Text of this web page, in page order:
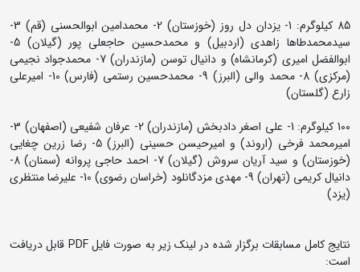
85 کیلوگرم: 1- یزدان دل روز (خوزستان) 2- محمدامین ابوالحسنی (قم) 3-
سیدمحمدطاها زاهدی (اردبیل) و محمدحسین حاجعلی پور (گیلان) 5-
ابوالفضل امیری (کرمانشاه) و دانیال توسن (مازندران) 7- محمدجواد نجیمی
(مرکزی) 8- محمد والی (البرز) 9- محمدحسین رستمی (فارس) 10- امیرعلی
زارع (گلستان)
100 کیلوگرم: 1- علی اصغر دادبخش (مازندران) 2- عرفان شفیعی (اصفهان) 3-
امیرمحمد فرخی (اروند) و امیرحیسن حسینی (البرز) 5- رضا زرین چغایی
(خوزستان) و سید آریان سروش (گیلان) 7- احمد حاجی پروانه (سمنان) 8-
دانیال کریمی (تهران) 9- مهدی مزدگانلود (خراسان رضوی) 10- علیرضا منتظری
(یزد)
نتایج کامل مسابقات برگزار شده در لینک زیر به صورت فایل PDF قابل دریافت
است: